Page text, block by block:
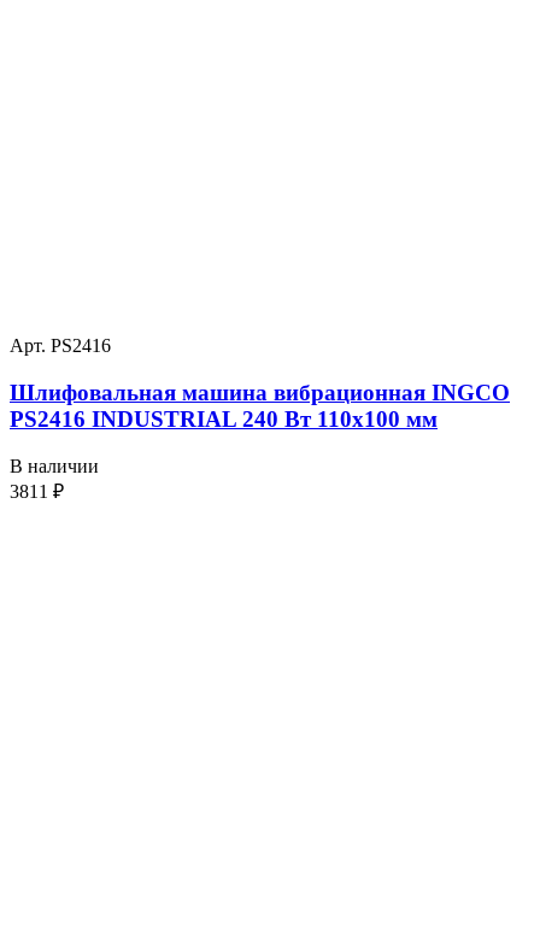
Арт. PS2416
Шлифовальная машина вибрационная INGCO
PS2416 INDUSTRIAL 240 Вт 110х100 мм
В наличии
3811 ₽